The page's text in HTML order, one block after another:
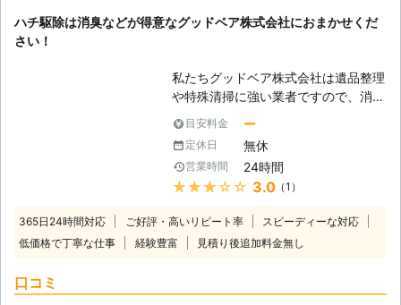
好んでエサとして食べています。シロ
アリの種類に「ヤマトシロアリ」と
シロアリは家の中全体に群がります
が、イエシロアリは家のどこかの一ヶ
所に集中して群がります。どちらも時
間が経過してしまうと、駆除をするの
も施工も難しくなってきてしまいま
す。ですので、すぐに駆除を行った方
が良いでしょう。いえ、すぐに駆除を
力になりますよ。
でいっぱいです。
ハチ駆除は消臭などが得意なグッドベア株式会社におまかせくだ
さい！
私たちグッドベア株式会社は遺品整理
や特殊清掃に強い業者ですので、消臭
や消毒、また害虫駆除などにも強くな
っております。特殊清掃の現場では害
虫などが発生しますので、それを駆除
してきました。こうした経験を活かし
て、普通の現場での害虫駆除も行って
の駆除も可能ですので、ハチの被害を
受けているという方はすぐにハチ駆除
目安料金 ー
定休日 無休
営業時間 24時間
★★★★★ 3.0（1）
365日24時間対応 ご好評・高いリピート率
スピーディーな対応
低価格で丁寧な仕事
経験豊富 見積り後追加料金無し
口コミ